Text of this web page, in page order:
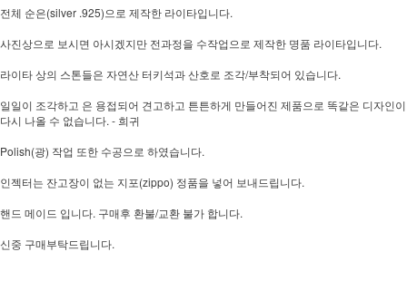
전체 순은(silver .925)으로 제작한 라이타입니다.
사진상으로 보시면 아시겠지만 전과정을 수작업으로 제작한 명품 라이타입니다.
라이타 상의 스톤들은 자연산 터키석과 산호로 조각/부착되어 있습니다.
일일이 조각하고 은 용접되어 견고하고 튼튼하게 만들어진 제품으로 똑같은 디자인이
다시 나올 수 없습니다. - 희귀
Polish(광) 작업 또한 수공으로 하였습니다.
인젝터는 잔고장이 없는 지포(zippo) 정품을 넣어 보내드립니다.
핸드 메이드 입니다. 구매후 환불/교환 불가 합니다.
신중 구매부탁드립니다.